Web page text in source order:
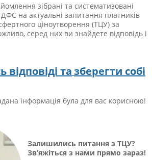
зібрані та систематизовані
ДФС на актуальні запитання платників
ціноутворення (ТЦУ) за
серед них ви знайдете відповідь і
тазберегти собі
інформація була для вас корисною!
Залишились питання з ТЦУ?
Зв’яжіться з нами прямо зараз!